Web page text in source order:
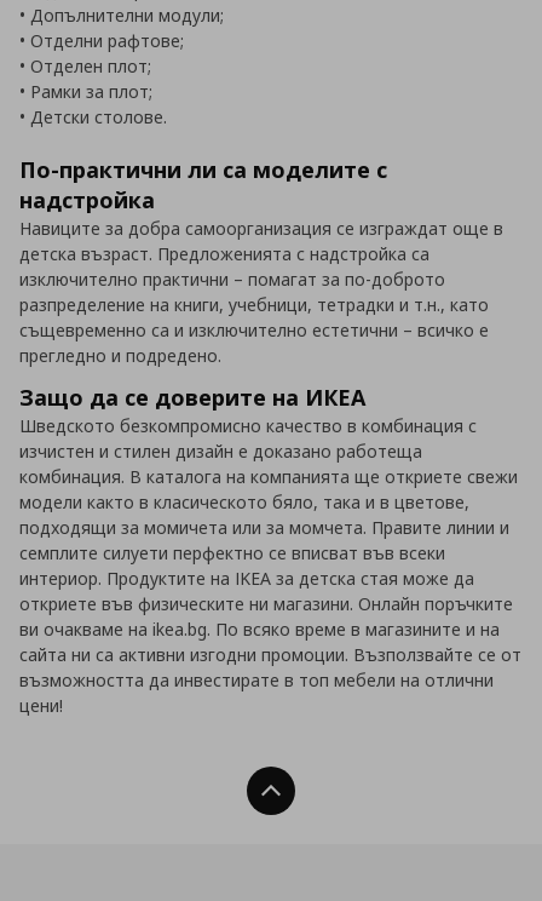
• Допълнителни модули;
• Отделни рафтове;
• Отделен плот;
• Рамки за плот;
• Детски столове.
По-практични ли са моделите с
надстройка
Навиците за добра самоорганизация се изграждат още в
детска възраст. Предложенията с надстройка са
изключително практични – помагат за по-доброто
разпределение на книги, учебници, тетрадки и т.н., като
същевременно са и изключително естетични – всичко е
прегледно и подредено.
Защо да се доверите на ИКЕА
Шведското безкомпромисно качество в комбинация с
изчистен и стилен дизайн е доказано работеща
комбинация. В каталога на компанията ще откриете свежи
модели както в класическото бяло, така и в цветове,
подходящи за момичета или за момчета. Правите линии и
семплите силуети перфектно се вписват във всеки
интериор. Продуктите на IKEA за детска стая може да
откриете във физическите ни магазини. Онлайн поръчките
ви очакваме на ikea.bg. По всяко време в магазините и на
сайта ни са активни изгодни промоции. Възползвайте се от
възможността да инвестирате в топ мебели на отлични
цени!
Нагоре